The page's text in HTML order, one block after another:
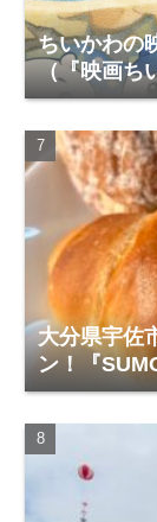
ちいかわの
（『映画ち
大分県宇佐
ン！『
ー）』レビ